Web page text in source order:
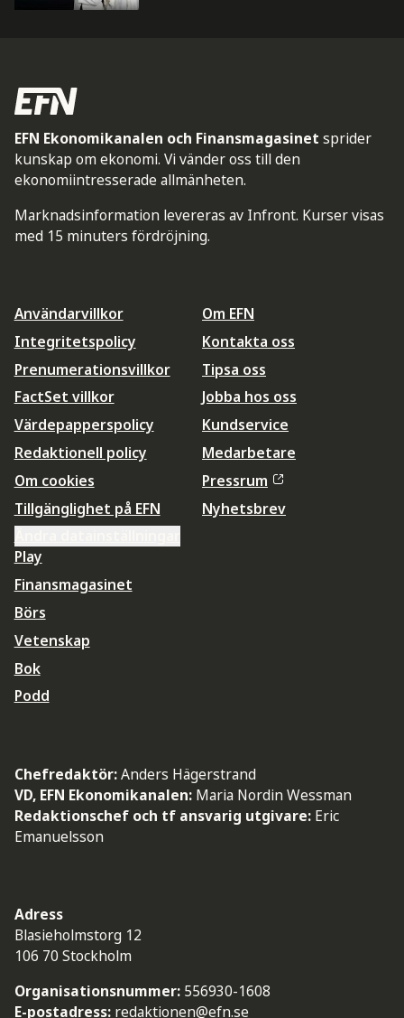
EFN Ekonomikanalen och Finansmagasinet sprider
kunskap om ekonomi. Vi vänder oss till den
ekonomiintresserade allmänheten.
Marknadsinformation levereras av Infront. Kurser visas
med 15 minuters fördröjning.
Användarvillkor
Integritetspolicy
Prenumerationsvillkor
FactSet villkor
Värdepapperspolicy
Redaktionell policy
Om cookies
Tillgänglighet på EFN
Om EFN
Kontakta oss
Tipsa oss
Jobba hos oss
Kundservice
Medarbetare
Pressrum
Nyhetsbrev
Play
Finansmagasinet
Börs
Vetenskap
Bok
Podd
Chefredaktör:Anders Hägerstrand
VD, EFN Ekonomikanalen: Maria Nordin Wessman
Redaktionschef och tf ansvarig utgivare: Eric
Emanuelsson
Adress
Blasieholmstorg 12
106 70 Stockholm
Organisationsnummer: 556930-1608
E-postadress: redaktionen@efn.se